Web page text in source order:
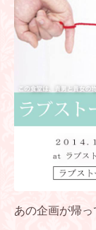
あの企画が帰っ